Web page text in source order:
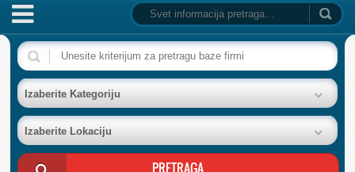
NASLOVNA
BAZA FIRMI
POSLOVNI OGLASI
Izaberite Kategoriju
Izaberite Lokaciju